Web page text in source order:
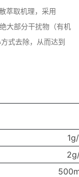
萃取机理，采用
大部分干扰物（有机
式去除，从而达到